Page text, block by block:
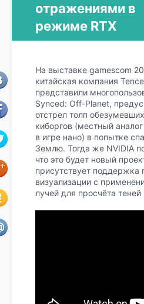
отражениями в
режиме RTX
На выставке gamescom
китайская компания
представили
Synced: Off-Planet,
отстрел толп
киборгов (местный
в игре нано) в попытке
Землю. Тогда же NVIDIA
что это будет новый
присутствует поддержка
визуализации с
лучей для просчёта